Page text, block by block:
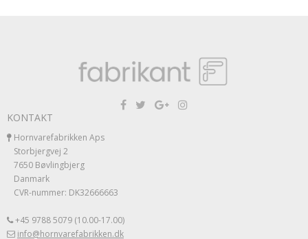
KONTAKT
Hornvarefabrikken Aps
Storbjergvej 2
7650 Bøvlingbjerg
Danmark
CVR-nummer: DK32666663
+45 9788 5079 (10.00-17.00)
info@hornvarefabrikken.dk